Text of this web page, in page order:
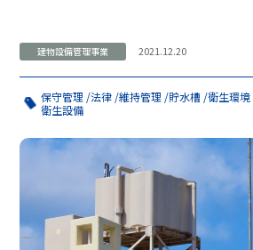
建物設備管理事業 2021.12.20
保守管理 法律 維持管理 貯水槽 衛生環境
衛生設備